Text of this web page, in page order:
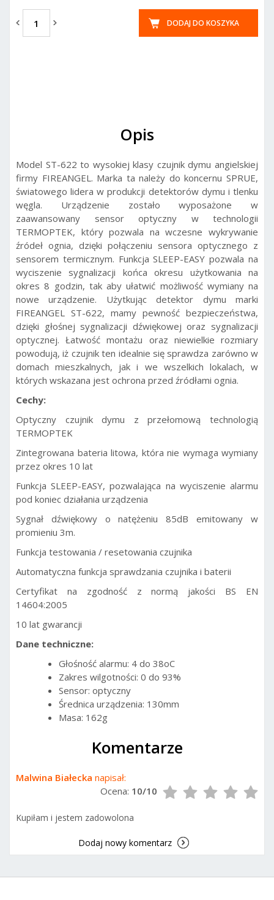
DODAJ DO KOSZYKA
Opis
Model ST-622 to wysokiej klasy czujnik dymu angielskiej
firmy FIREANGEL. Marka ta należy do koncernu SPRUE,
światowego lidera w produkcji detektorów dymu i tlenku
węgla. Urządzenie zostało wyposażone w
zaawansowany sensor optyczny w technologii
TERMOPTEK, który pozwala na wczesne wykrywanie
źródeł ognia, dzięki połączeniu sensora optycznego z
sensorem termicznym. Funkcja SLEEP-EASY pozwala na
wyciszenie sygnalizacji końca okresu użytkowania na
okres 8 godzin, tak aby ułatwić możliwość wymiany na
nowe urządzenie. Użytkując detektor dymu marki
FIREANGEL ST-622, mamy pewność bezpieczeństwa,
dzięki głośnej sygnalizacji dźwiękowej oraz sygnalizacji
optycznej. Łatwość montażu oraz niewielkie rozmiary
powodują, iż czujnik ten idealnie się sprawdza zarówno w
domach mieszkalnych, jak i we wszelkich lokalach, w
których wskazana jest ochrona przed źródłami ognia.
Cechy:
Optyczny czujnik dymu z przełomową technologią
TERMOPTEK
Zintegrowana bateria litowa, która nie wymaga wymiany
przez okres 10 lat
Funkcja SLEEP-EASY, pozwalająca na wyciszenie alarmu
pod koniec działania urządzenia
Sygnał dźwiękowy o natężeniu 85dB emitowany w
promieniu 3m.
Funkcja testowania / resetowania czujnika
Automatyczna funkcja sprawdzania czujnika i baterii
Certyfikat na zgodność z normą jakości BS EN
14604:2005
10 lat gwarancji
Dane techniczne:
Głośność alarmu: 4 do 38oC
Zakres wilgotności: 0 do 93%
Sensor: optyczny
Średnica urządzenia: 130mm
Masa: 162g
Komentarze
Malwina Białecka napisał:
Ocena: 10/10
Kupiłam i jestem zadowolona
Dodaj nowy komentarz